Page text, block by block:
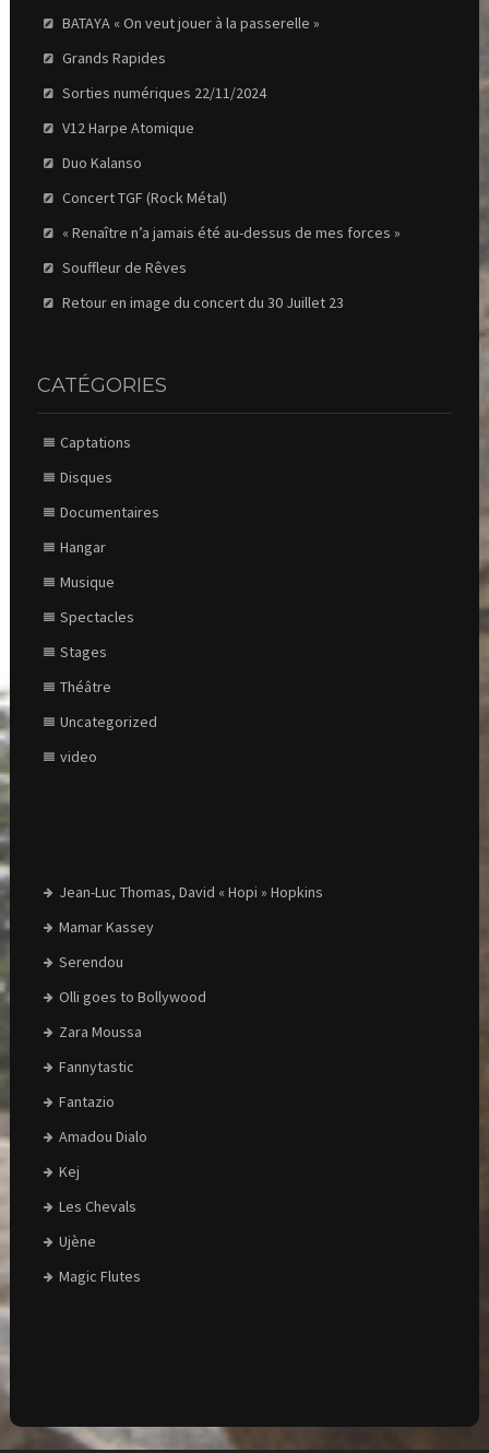
BATAYA « On veut jouer à la passerelle »
Grands Rapides
Sorties numériques 22/11/2024
V12 Harpe Atomique
Duo Kalanso
Concert TGF (Rock Métal)
« Renaître n’a jamais été au-dessus de mes forces »
Souffleur de Rêves
Retour en image du concert du 30 Juillet 23
CATÉGORIES
Captations
Disques
Documentaires
Hangar
Musique
Spectacles
Stages
Théâtre
Uncategorized
video
Jean-Luc Thomas, David « Hopi » Hopkins
Mamar Kassey
Serendou
Olli goes to Bollywood
Zara Moussa
Fannytastic
Fantazio
Amadou Dialo
Kej
Les Chevals
Ujène
Magic Flutes